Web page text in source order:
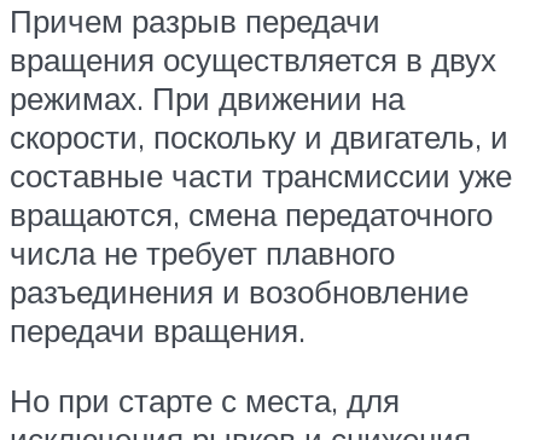
Причем разрыв передачи
вращения осуществляется в двух
режимах. При движении на
скорости, поскольку и двигатель, и
составные части трансмиссии уже
вращаются, смена передаточного
числа не требует плавного
разъединения и возобновление
передачи вращения.
Но при старте с места, для